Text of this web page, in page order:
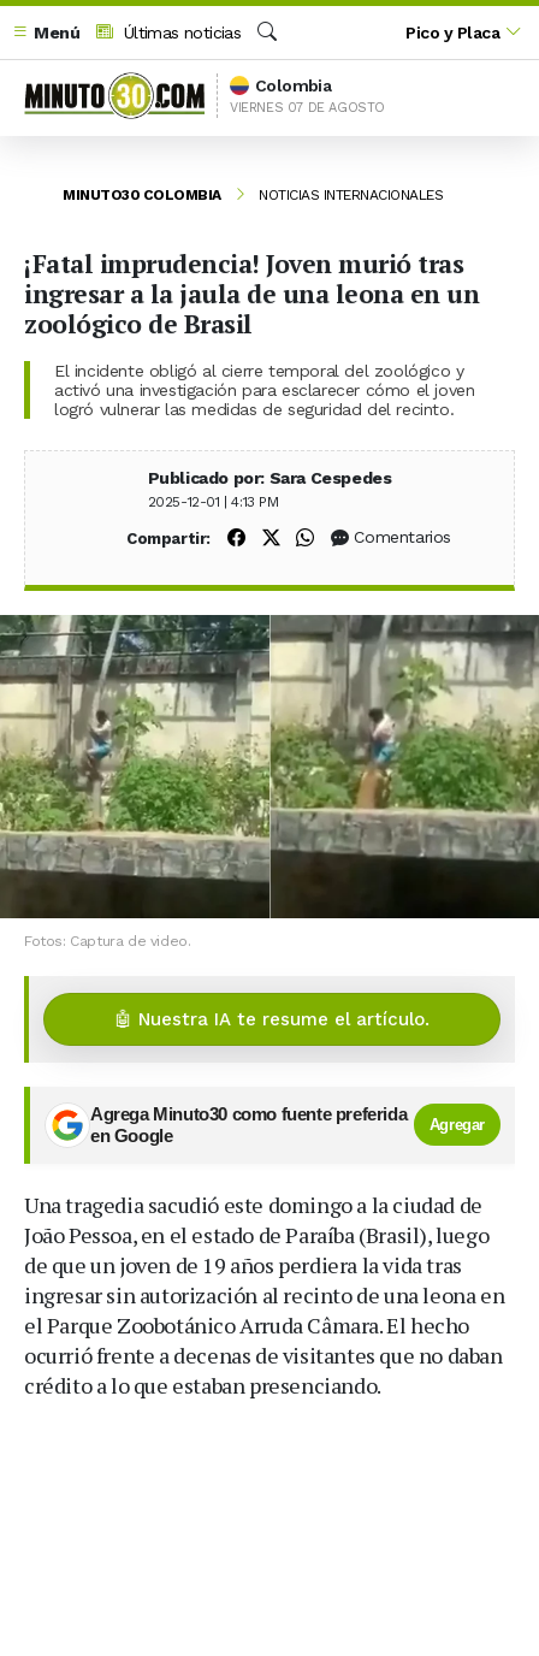
Menú
Últimas noticias
Buscar
Pico y Placa
Colombia
VIERNES 07 DE AGOSTO
MINUTO30 COLOMBIA NOTICIAS INTERNACIONALES
¡Fatal imprudencia! Joven murió tras
ingresar a la jaula de una leona en un
zoológico de Brasil
El incidente obligó al cierre temporal del zoológico y
activó una investigación para esclarecer cómo el joven
logró vulnerar las medidas de seguridad del recinto.
Publicado por: Sara Cespedes
2025-12-01 | 4:13 PM
Compartir: Compartir en Facebook
Compartir en X (Twitter)
Compartir en WhatsApp
Comentarios
Fotos: Captura de video.
🤖 Nuestra IA te resume el artículo.
Agrega Minuto30 como fuente preferida
en Google
Agregar
Una tragedia sacudió este domingo a la ciudad de
João Pessoa, en el estado de Paraíba (Brasil), luego
de que un joven de 19 años perdiera la vida tras
ingresar sin autorización al recinto de una leona en
el Parque Zoobotánico Arruda Câmara. El hecho
ocurrió frente a decenas de visitantes que no daban
crédito a lo que estaban presenciando.